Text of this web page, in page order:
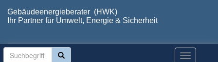
Gebäudeenergieberater (HWK)
Ihr Partner für Umwelt, Energie & Sicherheit